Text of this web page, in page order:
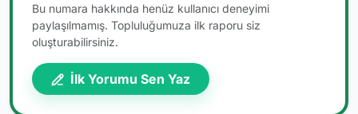
Bu numara hakkında henüz kullanıcı deneyimi
paylaşılmamış. Topluluğumuza ilk raporu siz
oluşturabilirsiniz.
İlk Yorumu Sen Yaz